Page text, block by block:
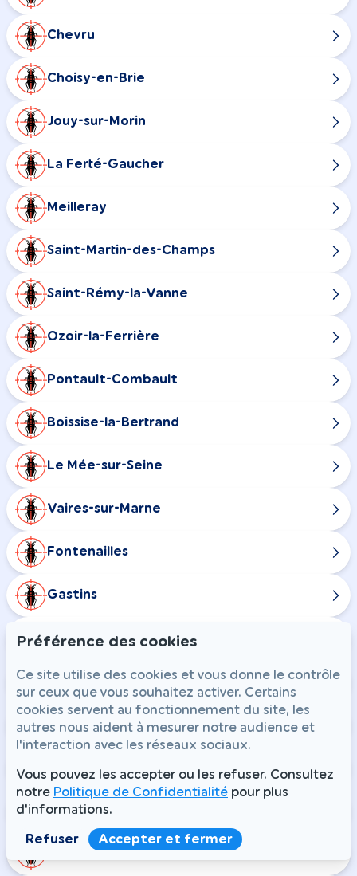
Chevru
Choisy-en-Brie
Jouy-sur-Morin
La Ferté-Gaucher
Meilleray
Saint-Martin-des-Champs
Saint-Rémy-la-Vanne
Ozoir-la-Ferrière
Pontault-Combault
Boissise-la-Bertrand
Le Mée-sur-Seine
Vaires-sur-Marne
Fontenailles
Gastins
La Chapelle-Rablais
La Croix-en-Brie
Maison-Rouge
Rampillon
Combs-la-Ville
Préférence des cookies
Ce site utilise des cookies et vous donne le contrôle
sur ceux que vous souhaitez activer. Certains
cookies servent au fonctionnement du site, les
autres nous aident à mesurer notre audience et
l'interaction avec les réseaux sociaux.
Vous pouvez les accepter ou les refuser. Consultez
notre Politique de Confidentialité pour plus
d'informations.
Refuser Accepter et fermer